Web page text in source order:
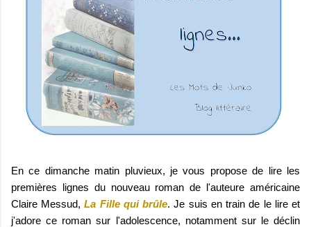
En ce dimanche matin pluvieux, je vous propose de lire les
premières lignes du nouveau roman de l'auteure américaine
Claire Messud,La Fille qui brûle. Je suis en train de le lire et
j'adore ce roman sur l'adolescence, notamment sur le déclin